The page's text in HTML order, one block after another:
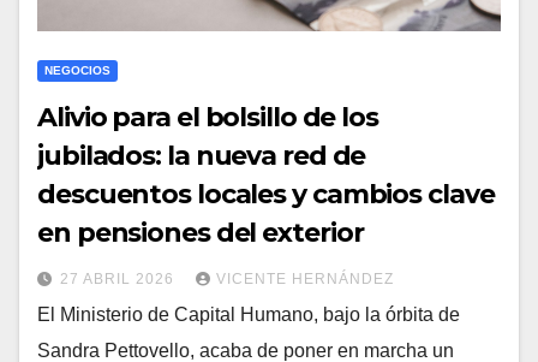
NEGOCIOS
Alivio para el bolsillo de los
jubilados: la nueva red de
descuentos locales y cambios clave
en pensiones del exterior
27 ABRIL 2026 VICENTE HERNÁNDEZ
El Ministerio de Capital Humano, bajo la órbita de
Sandra Pettovello, acaba de poner en marcha un